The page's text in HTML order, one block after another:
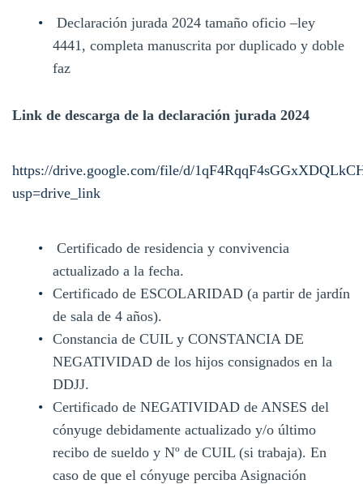
Declaración jurada 2024 tamaño oficio –ley
4441, completa manuscrita por duplicado y doble
faz
Link de descarga de la declaración jurada 2024
https://drive.google.com/file/d/
usp=drive_link
Certificado de residencia y convivencia
actualizado a la fecha.
Certificado de ESCOLARIDAD (a partir de jardín
de sala de 4 años).
Constancia de CUIL y CONSTANCIA DE
NEGATIVIDAD de los hijos consignados en la
DDJJ.
Certificado de NEGATIVIDAD de ANSES del
cónyuge debidamente actualizado y/o último
recibo de sueldo y Nº de CUIL (si trabaja). En
caso de que el cónyuge perciba Asignación